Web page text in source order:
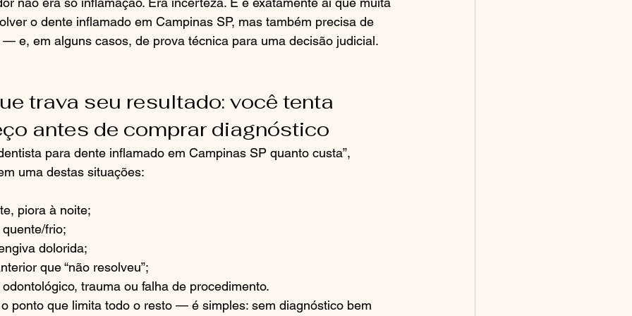
o dente inflamado em Campinas SP, mas também precisa de
e, em alguns casos, de prova técnica para uma decisão judicial.
trava seu resultado: você tenta
antes de comprar diagnóstico
para dente inflamado em Campinas SP quanto custa”,
uma destas situações:
piora à noite;
frio;
dolorida;
que “não resolveu”;
trauma ou falha de procedimento.
ponto que limita todo o resto — é simples: sem diagnóstico bem